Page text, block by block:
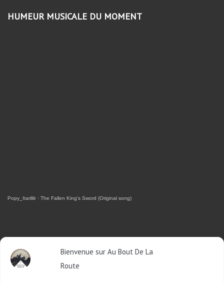
Bienvenue sur Au Bout De La
Route
HUMEUR MUSICALE DU MOMENT
Popy_Itarillë · The Fallen King's Sword (Original song)
RETROUVEZ-MOI SUR FACEBOOK
OU SUR TWITTER